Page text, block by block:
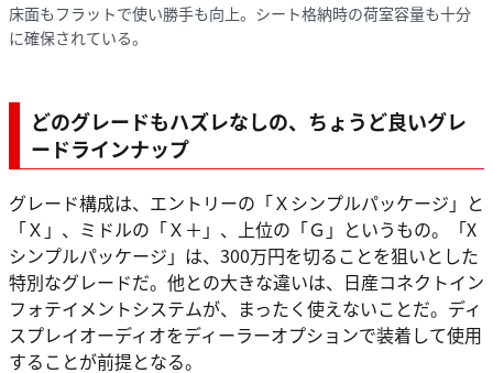
床面もフラットで使い勝手も向上。シート格納時の荷室容量も十分
に確保されている。
どのグレードもハズレなしの、ちょうど良いグレ
ードラインナップ
グレード構成は、エントリーの「Ｘシンプルパッケージ」と
「Ｘ」、ミドルの「Ｘ＋」、上位の「Ｇ」というもの。「X
シンプルパッケージ」は、300万円を切ることを狙いとした
特別なグレードだ。他との大きな違いは、日産コネクトイン
フォテイメントシステムが、まったく使えないことだ。ディ
スプレイオーディオをディーラーオプションで装着して使用
することが前提となる。